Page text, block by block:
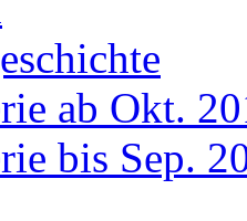
ab Okt.
bis Sep.